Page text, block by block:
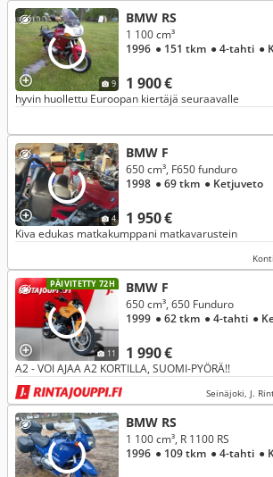
9
BMW RS
1 900 €
1 100 cm³
1996 ● 151 tkm ● 4-tahti ●
hyvin huollettu Euroopan kiertäjä seuraavalle
4
BMW F
1 950 €
650 cm³, F650 funduro
1998 ● 69 tkm ● Ketjuveto
Kiva edukas matkakumppani matkavarustein
PÄIVITETTY 72H
11
BMW F
1 990 €
650 cm³, 650 Funduro
1999 ● 62 tkm ● 4-tahti ●
A2 - VOI AJAA A2 KORTILLA, SUOMI-PYÖRÄ!!
BMW RS
1 100 cm³, R 1100 RS
1996 ● 109 tkm ● 4-tahti ●